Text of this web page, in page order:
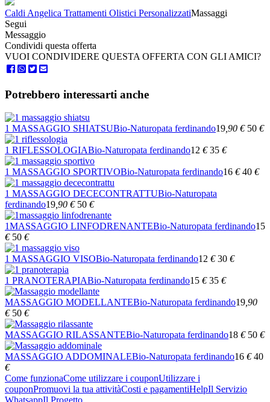
Caldi Angelica Trattamenti Olistici PersonalizzatiMassaggi
Segui
Messaggio
Condividi questa offerta
VUOI CONDIVIDERE QUESTA OFFERTA CON GLI AMICI?
Potrebbero interessarti anche
1 MASSAGGIO SHIATSUBio-Naturopata ferdinando19,90 € 50 €
1 RIFLESSOLOGIABio-Naturopata ferdinando12 € 35 €
1 MASSAGGIO SPORTIVOBio-Naturopata ferdinando16 € 40 €
1 MASSAGGIO DECECONTRATTUBio-Naturopata
ferdinando19,90 € 50 €
1MASSAGGIO LINFODRENANTEBio-Naturopata ferdinando15
€ 50 €
1 MASSAGGIO VISOBio-Naturopata ferdinando12 € 30 €
1 PRANOTERAPIABio-Naturopata ferdinando15 € 35 €
MASSAGGIO MODELLANTEBio-Naturopata ferdinando19,90
€ 50 €
MASSAGGIO RILASSANTEBio-Naturopata ferdinando18 € 50 €
MASSAGGIO ADDOMINALEBio-Naturopata ferdinando16 € 40
€
Come funzionaCome utilizzare i couponUtilizzare i
couponPromuovi la tua attivitàCosti e pagamentiHelpIl Servizio